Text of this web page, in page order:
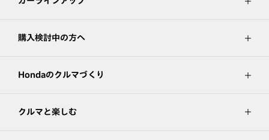
購入検討中の方へ
Hondaのクルマづくり
クルマと楽しむ